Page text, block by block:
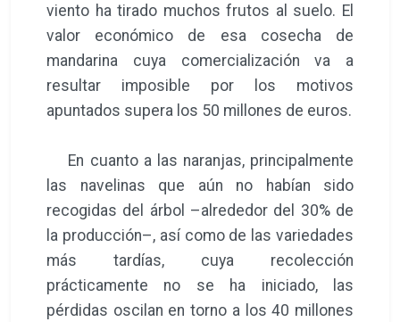
viento ha tirado muchos frutos al suelo. El
valor económico de esa cosecha de
mandarina cuya comercialización va a
resultar imposible por los motivos
apuntados supera los 50 millones de euros.
En cuanto a las naranjas, principalmente
las navelinas que aún no habían sido
recogidas del árbol –alrededor del 30% de
la producción–, así como de las variedades
más tardías, cuya recolección
prácticamente no se ha iniciado, las
pérdidas oscilan en torno a los 40 millones